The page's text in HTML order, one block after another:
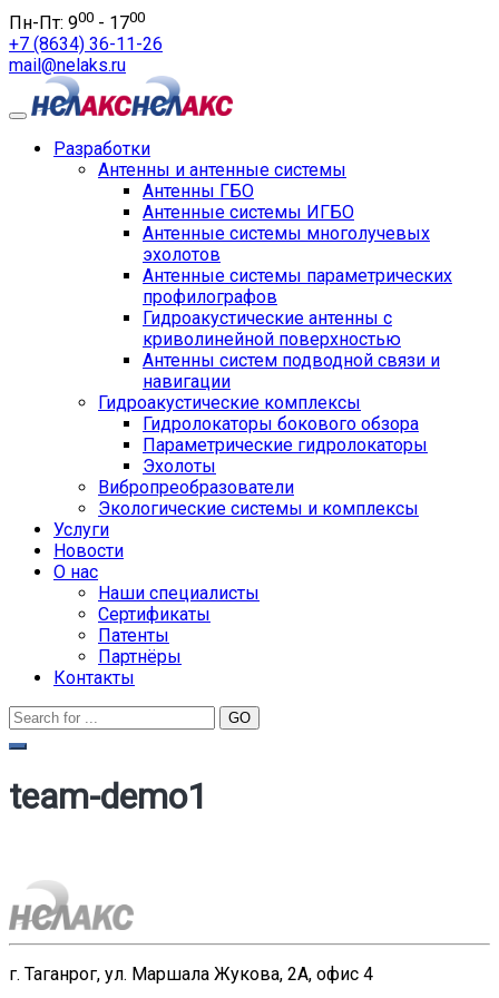
Пн-Пт: 900 - 1700
+7 (8634) 36-11-26
mail@nelaks.ru
Разработки
Антенны и антенные системы
Антенны ГБО
Антенные системы ИГБО
Антенные системы многолучевых
эхолотов
Антенные системы параметрических
профилографов
Гидроакустические антенны с
криволинейной поверхностью
Антенны систем подводной связи и
навигации
Гидроакустические комплексы
Гидролокаторы бокового обзора
Параметрические гидролокаторы
Эхолоты
Вибропреобразователи
Экологические системы и комплексы
Услуги
Новости
О нас
Наши специалисты
Сертификаты
Патенты
Партнёры
Контакты
team-demo1
г. Таганрог, ул. Маршала Жукова, 2А, офис 4